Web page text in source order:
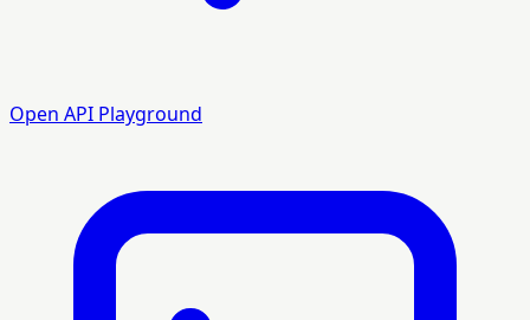
Open API Playground